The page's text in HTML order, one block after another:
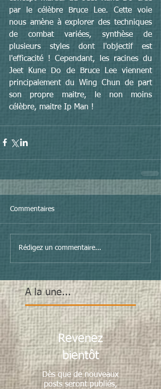
par le célèbre Bruce Lee. Cette voie
nous amène à explorer des techniques
de combat variées, synthèse de
plusieurs styles dont l'objectif est
l'efficacité ! Cependant, les racines du
Jeet Kune Do de Bruce Lee viennent
principalement du Wing Chun de part
son propre maitre, le non moins
célèbre, maitre Ip Man !
Commentaires
Rédigez un commentaire...
A la une...
Revenez
bientôt
Dès que de nouveaux
posts seront publiés,